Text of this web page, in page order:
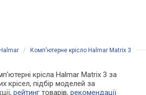
Halmar / Комп'ютерне крісло Halmar Matrix 3
крісла Halmar Matrix 3 за
крісел, підбір моделей за
рейтинг товарів,рекомендації